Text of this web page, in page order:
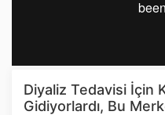
Diyaliz Tedavisi İçin
Gidiyorlardı, Bu